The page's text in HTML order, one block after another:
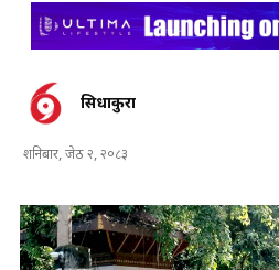
सिधाकुरा
शनिबार, जेठ २, २०८३